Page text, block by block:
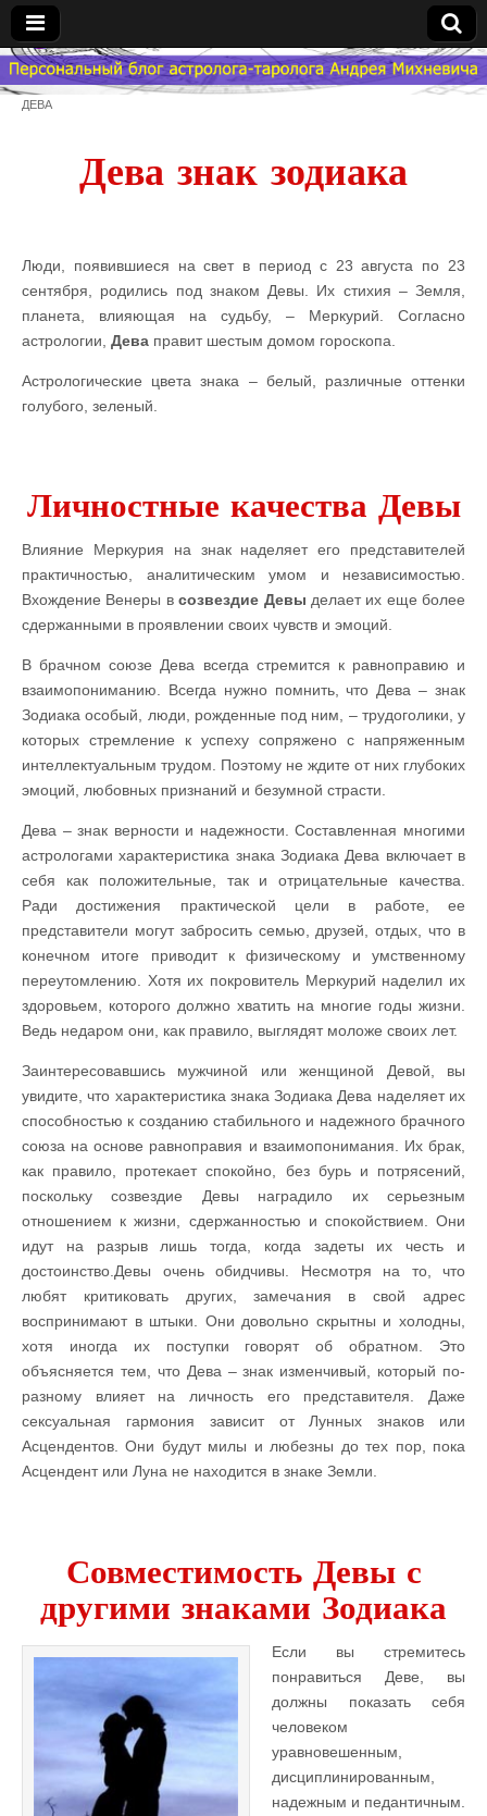
Гороскоп
Мой
Знак
Зодиака
— MZZ
ДЕВА
Дева знак зодиака
Люди, появившиеся на свет в период с 23 августа по 23
сентября, родились под знаком Девы. Их стихия – Земля,
планета, влияющая на судьбу, – Меркурий. Согласно
астрологии, Дева правит шестым домом гороскопа.
Астрологические цвета знака – белый, различные оттенки
голубого, зеленый.
Личностные качества Девы
Влияние Меркурия на знак наделяет его представителей
практичностью, аналитическим умом и независимостью.
Вхождение Венеры всозвездие Девы делает их еще более
сдержанными в проявлении своих чувств и эмоций.
В брачном союзе Дева всегда стремится к равноправию и
взаимопониманию. Всегда нужно помнить, что Дева – знак
Зодиака особый, люди, рожденные под ним, – трудоголики, у
которых стремление к успеху сопряжено с напряженным
интеллектуальным трудом. Поэтому не ждите от них глубоких
эмоций, любовных признаний и безумной страсти.
Дева – знак верности и надежности. Составленная многими
астрологами характеристика знака Зодиака Дева включает в
себя как положительные, так и отрицательные качества.
Ради достижения практической цели в работе, ее
представители могут забросить семью, друзей, отдых, что в
конечном итоге приводит к физическому и умственному
переутомлению. Хотя их покровитель Меркурий наделил их
здоровьем, которого должно хватить на многие годы жизни.
Ведь недаром они, как правило, выглядят моложе своих лет.
Заинтересовавшись мужчиной или женщиной Девой, вы
увидите, что характеристика знака Зодиака Дева наделяет их
способностью к созданию стабильного и надежного брачного
союза на основе равноправия и взаимопонимания. Их брак,
как правило, протекает спокойно, без бурь и потрясений,
поскольку созвездие Девы наградило их серьезным
отношением к жизни, сдержанностью и спокойствием. Они
идут на разрыв лишь тогда, когда задеты их честь и
достоинство.Девы очень обидчивы. Несмотря на то, что
любят критиковать других, замечания в свой адрес
воспринимают в штыки. Они довольно скрытны и холодны,
хотя иногда их поступки говорят об обратном. Это
объясняется тем, что Дева – знак изменчивый, который по-
разному влияет на личность его представителя. Даже
сексуальная гармония зависит от Лунных знаков или
Асцендентов. Они будут милы и любезны до тех пор, пока
Асцендент или Луна не находится в знаке Земли.
Совместимость Девы с
другими знаками Зодиака
Если вы стремитесь
понравиться Деве, вы
должны показать себя
человеком
уравновешенным,
дисциплинированным,
надежным и педантичным.